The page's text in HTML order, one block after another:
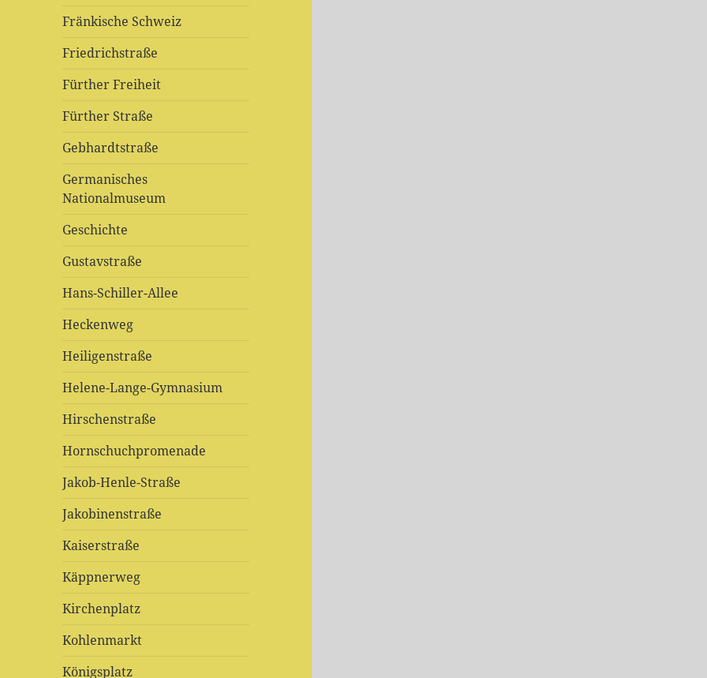
Fränkische Schweiz
Friedrichstraße
Fürther Freiheit
Fürther Straße
Gebhardtstraße
Germanisches
Nationalmuseum
Geschichte
Gustavstraße
Hans-Schiller-Allee
Heckenweg
Heiligenstraße
Helene-Lange-Gymnasium
Hirschenstraße
Hornschuchpromenade
Jakob-Henle-Straße
Jakobinenstraße
Kaiserstraße
Käppnerweg
Kirchenplatz
Kohlenmarkt
Königsplatz